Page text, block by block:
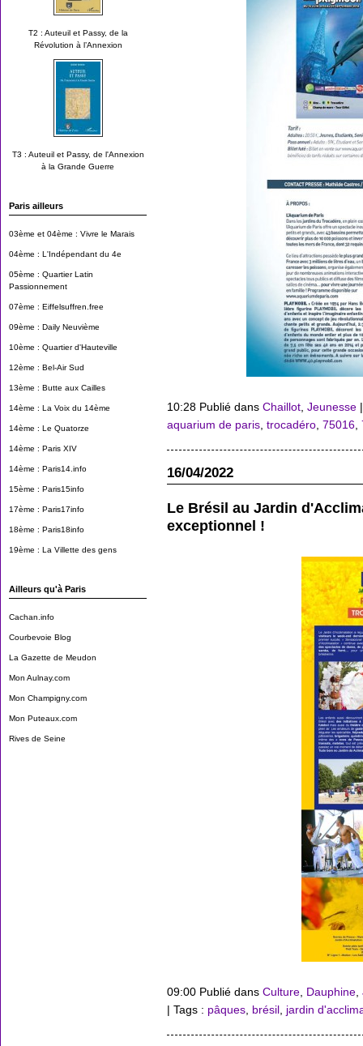
T2 : Auteuil et Passy, de la
Révolution à l’Annexion
T3 : Auteuil et Passy, de l'Annexion
à la Grande Guerre
Paris ailleurs
03ème et 04ème : Vivre le Marais
04ème : L'Indépendant du 4e
05ème : Quartier Latin
Passionnement
07ème : Eiffelsuffren.free
09ème : Daily Neuvième
10ème : Quartier d'Hauteville
12ème : Bel-Air Sud
13ème : Butte aux Cailles
14ème : La Voix du 14ème
14ème : Le Quatorze
14ème : Paris XIV
14ème : Paris14.info
15ème : Paris15info
17ème : Paris17info
18ème : Paris18info
19ème : La Villette des gens
Ailleurs qu'à Paris
Cachan.info
Courbevoie Blog
La Gazette de Meudon
Mon Aulnay.com
Mon Champigny.com
Mon Puteaux.com
Rives de Seine
10:28 Publié dans Chaillot Jeunesse
aquarium de paris trocadéro 75016
16/04/2022
Le Brésil au Jardin
exceptionnel !
09:00 Publié dans Culture, Dauphine,
| Tags : pâques, brésil, jardin